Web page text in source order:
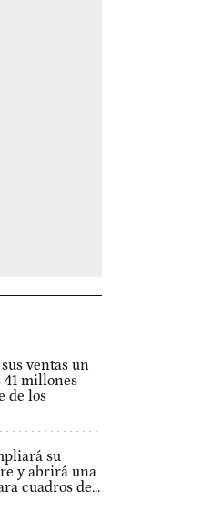
ventas un
41 millones
de los
su
y abrirá una
cuadros de...